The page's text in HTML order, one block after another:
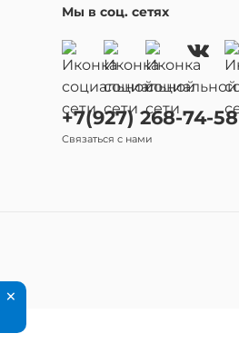
Мы в соц. сетях
+7(927) 268-74-58
Связаться с нами
×